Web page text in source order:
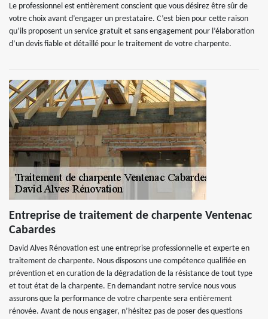
Le professionnel est entièrement conscient que vous désirez être sûr de
votre choix avant d’engager un prestataire. C’est bien pour cette raison
qu’ils proposent un service gratuit et sans engagement pour l’élaboration
d’un devis fiable et détaillé pour le traitement de votre charpente.
Entreprise de traitement de charpente Ventenac
Cabardes
David Alves Rénovation est une entreprise professionnelle et experte en
traitement de charpente. Nous disposons une compétence qualifiée en
prévention et en curation de la dégradation de la résistance de tout type
et tout état de la charpente. En demandant notre service nous vous
assurons que la performance de votre charpente sera entièrement
rénovée. Avant de nous engager, n’hésitez pas de poser des questions